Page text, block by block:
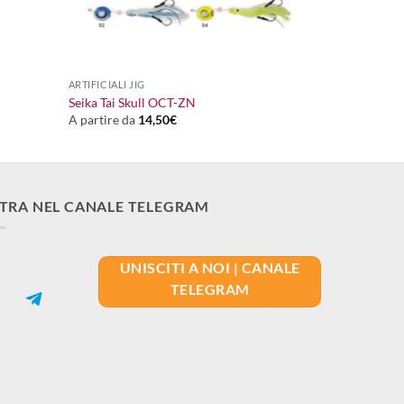
ARTIFICIALI JIG
Seika Tai Skull OCT-ZN
A partire da 14,50€
NEL CANALE TELEGRAM
UNISCITI A NOI | CANALE
TELEGRAM